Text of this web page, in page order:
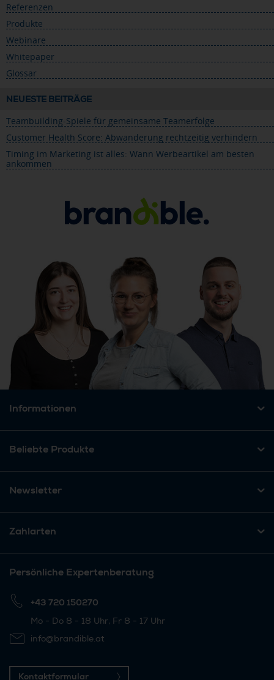
Referenzen
Produkte
Webinare
Whitepaper
Glossar
NEUESTE BEITRÄGE
Teambuilding-Spiele für gemeinsame Teamerfolge
Customer Health Score: Abwanderung rechtzeitig verhindern
Timing im Marketing ist alles: Wann Werbeartikel am besten
ankommen
Informationen
Beliebte Produkte
Newsletter
Zahlarten
Persönliche Expertenberatung
+43 720 150270
Mo - Do 8 - 18 Uhr, Fr 8 - 17 Uhr
info@brandible.at
Kontaktformular